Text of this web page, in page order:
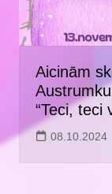
Aicinām
“Teci, teci
08.10.2024